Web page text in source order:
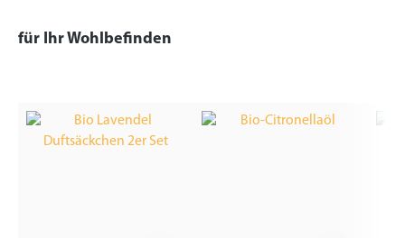
für Ihr Wohlbefinden